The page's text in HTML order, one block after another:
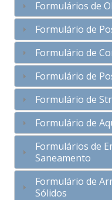
Formulários de
Formulário de
Formulário de
Formulário de
Formulário de
Formulário de
Formulários de
Saneamento
Formulário de
Sólidos